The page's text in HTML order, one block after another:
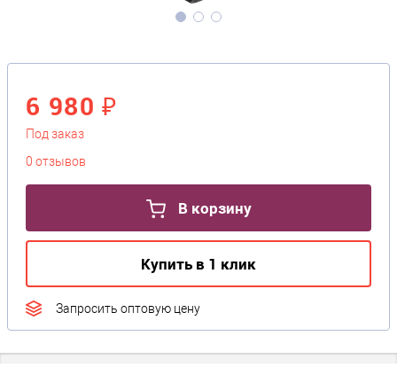
6 980 ₽
Под заказ
0 отзывов
В корзину
Купить в 1 клик
Запросить оптовую цену